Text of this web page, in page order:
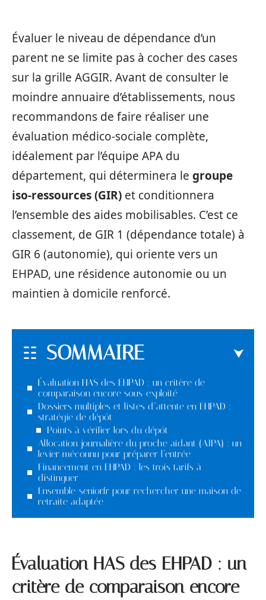
Évaluer le niveau de dépendance d’un
parent ne se limite pas à cocher des cases
sur la grille AGGIR. Avant de consulter le
moindre annuaire d’établissements, nous
recommandons de faire réaliser une
évaluation médico-sociale complète,
idéalement par l’équipe APA du
département, qui déterminera le groupe
iso-ressources (GIR) et conditionnera
l’ensemble des aides mobilisables. C’est ce
classement, de GIR 1 (dépendance totale) à
GIR 6 (autonomie), qui oriente vers un
EHPAD, une résidence autonomie ou un
maintien à domicile renforcé.
SOMMAIRE
Évaluation HAS des EHPAD : un critère de
comparaison encore sous-exploité
Dossiers multiples et listes d’attente en EHPAD :
stratégie de dépôt
Points à vérifier lors du dépôt
Allocation journalière du proche aidant (AJPA) : un
levier méconnu pour préparer l’entrée
Financement en EHPAD : les trois tarifs à
distinguer
Ensemble-senior.fr pour rechercher une maison de
retraite adaptée
Évaluation HAS des EHPAD : un
critère de comparaison encore